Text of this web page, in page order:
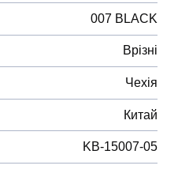
007 BLACK
Врізні
Чехія
Китай
KB-15007-05